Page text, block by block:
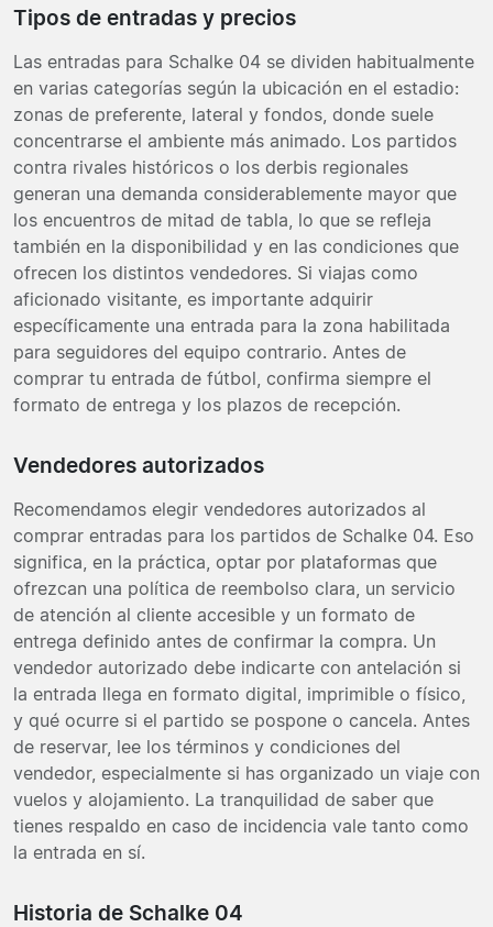
Tipos de entradas y precios
Las entradas para Schalke 04 se dividen habitualmente
en varias categorías según la ubicación en el estadio:
zonas de preferente, lateral y fondos, donde suele
concentrarse el ambiente más animado. Los partidos
contra rivales históricos o los derbis regionales
generan una demanda considerablemente mayor que
los encuentros de mitad de tabla, lo que se refleja
también en la disponibilidad y en las condiciones que
ofrecen los distintos vendedores. Si viajas como
aficionado visitante, es importante adquirir
específicamente una entrada para la zona habilitada
para seguidores del equipo contrario. Antes de
comprar tu entrada de fútbol, confirma siempre el
formato de entrega y los plazos de recepción.
Vendedores autorizados
Recomendamos elegir vendedores autorizados al
comprar entradas para los partidos de Schalke 04. Eso
significa, en la práctica, optar por plataformas que
ofrezcan una política de reembolso clara, un servicio
de atención al cliente accesible y un formato de
entrega definido antes de confirmar la compra. Un
vendedor autorizado debe indicarte con antelación si
la entrada llega en formato digital, imprimible o físico,
y qué ocurre si el partido se pospone o cancela. Antes
de reservar, lee los términos y condiciones del
vendedor, especialmente si has organizado un viaje con
vuelos y alojamiento. La tranquilidad de saber que
tienes respaldo en caso de incidencia vale tanto como
la entrada en sí.
Historia de Schalke 04